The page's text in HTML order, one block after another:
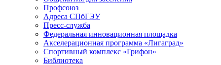
Профсоюз
Адреса СПбГЭУ
Пресс-служба
Федеральная инновационная площадка
Акселерационная программа «Лигаград»­­
Спортивный комплекс «Грифон»
Библиотека